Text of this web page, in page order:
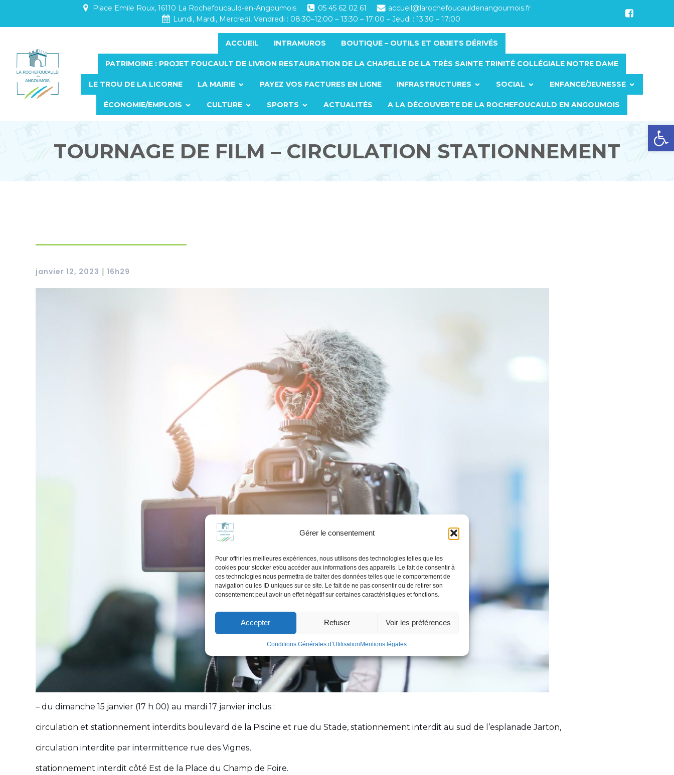
Ouvrir la barre d’outils
Gérer le consentement
Pour offrir les meilleures expériences, nous utilisons des technologies telles que les
cookies pour stocker et/ou accéder aux informations des appareils. Le fait de consentir à
ces technologies nous permettra de traiter des données telles que le comportement de
navigation ou les ID uniques sur ce site. Le fait de ne pas consentir ou de retirer son
consentement peut avoir un effet négatif sur certaines caractéristiques et fonctions.
Accepter Refuser Voir les préférences
Conditions Générales d’UtilisationMentions légales
Place Emile Roux, 16110 La Rochefoucauld-en-Angoumois 05 45 62 02 61
accueil@larochefoucauldenangoumois.fr
Lundi, Mardi, Mercredi, Vendredi : 08:30–12:00 – 13:30 – 17:00 – Jeudi : 13:30 – 17:00
ACCUEIL INTRAMUROS BOUTIQUE – OUTILS ET OBJETS DÉRIVÉS
PATRIMOINE : PROJET FOUCAULT DE LIVRON RESTAURATION DE LA CHAPELLE DE LA TRÈS SAINTE TRINITÉ COLLÉGIALE NOTRE DAME
LE TROU DE LA LICORNE LA MAIRIE PAYEZ VOS FACTURES EN LIGNE INFRASTRUCTURES SOCIAL ENFANCE/JEUNESSE
ÉCONOMIE/EMPLOIS CULTURE SPORTS ACTUALITÉS A LA DÉCOUVERTE DE LA ROCHEFOUCAULD EN ANGOUMOIS
TOURNAGE DE FILM – CIRCULATION STATIONNEMENT
janvier 12, 2023 16h29
– du dimanche 15 janvier (17 h 00) au mardi 17 janvier inclus :
circulation et stationnement interdits boulevard de la Piscine et rue du Stade, stationnement interdit au sud de l’esplanade Jarton,
circulation interdite par intermittence rue des Vignes,
stationnement interdit côté Est de la Place du Champ de Foire.